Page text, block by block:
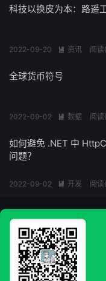
科技以换皮为本：路遥
2022-09-20  资讯 阅读(
全球货币符号
2022-09-02  数据 阅读(
如何避免 .NET 中
问题？
2022-09-02  开发 阅读(